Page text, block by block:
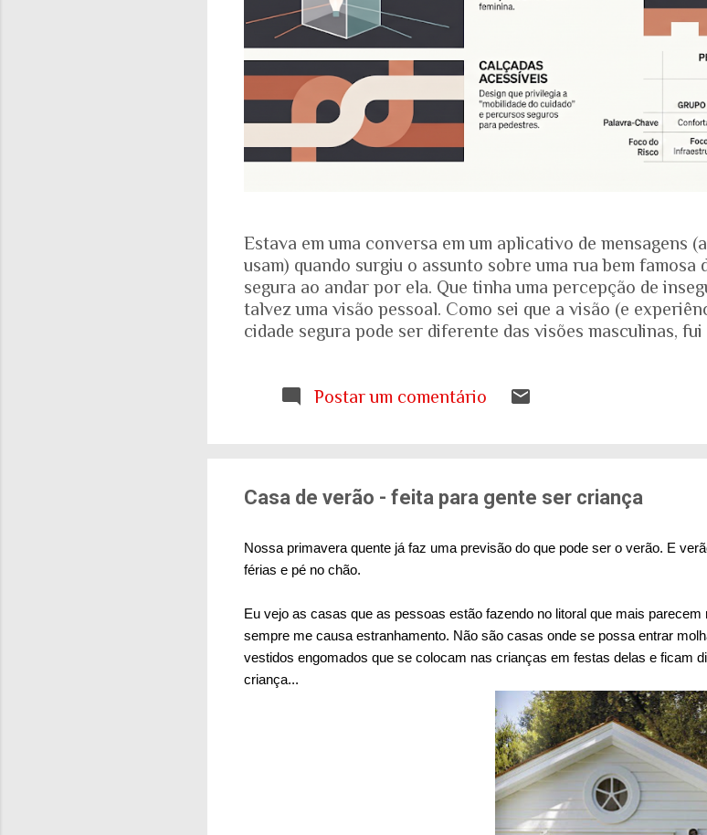
Estava em uma conversa em um aplicativo de mensagens
usam) quando surgiu o assunto sobre uma rua bem famosa
segura ao andar por ela. Que tinha uma percepção de
talvez uma visão pessoal. Como sei que a visão (e
cidade segura pode ser diferente das visões masculinas,
Locomotiva, divulgada em setembro de 2024, mostrou um
sensação isolada. Se per...
Postar um comentário
Casa de verão - feita para gente ser criança
Nossa primavera quente já faz uma previsão do que pode ser o verão. E
férias e pé no chão.
Eu vejo as casas que as pessoas estão fazendo no litoral que mais
sempre me causa estranhamento. Não são casas onde se possa entrar
vestidos engomados que se colocam nas crianças em festas delas e ficam
criança...